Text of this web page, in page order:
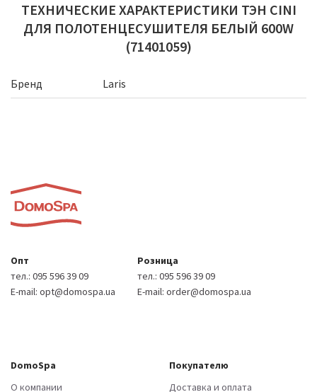
ТЕХНИЧЕСКИЕ ХАРАКТЕРИСТИКИ ТЭН CINI
ДЛЯ ПОЛОТЕНЦЕСУШИТЕЛЯ БЕЛЫЙ 600W
(71401059)
Бренд Laris
Опт
тел.: 095 596 39 09
E-mail: opt@domospa.ua
Розница
тел.: 095 596 39 09
E-mail: order@domospa.ua
DomoSpa
О компании
Покупателю
Доставка и оплата